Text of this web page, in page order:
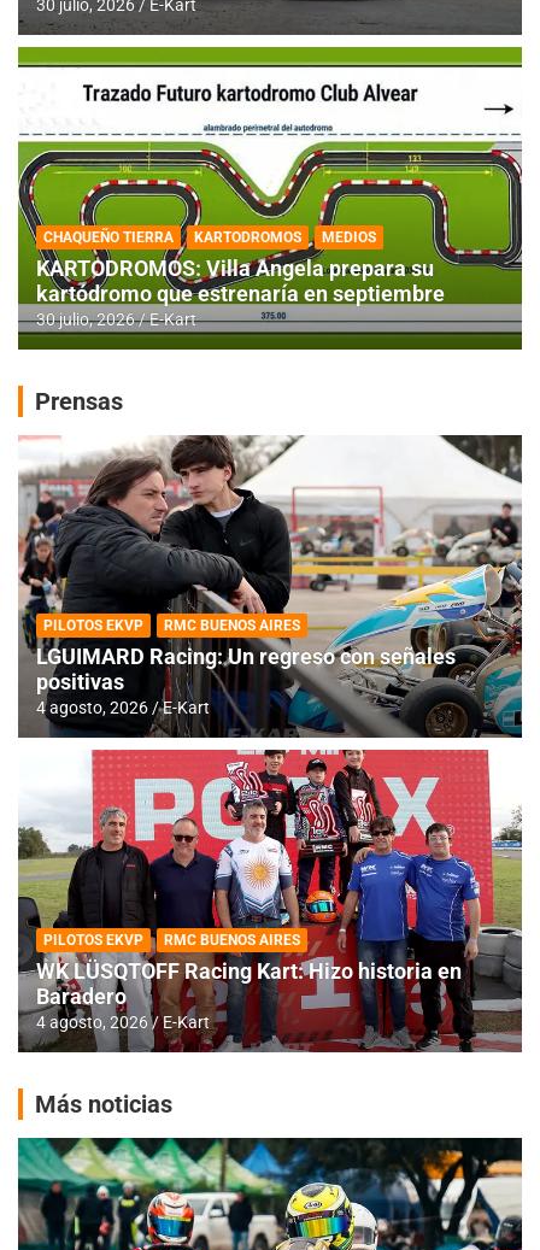
30 julio, 2026 E-Kart
CHAQUEÑO TIERRA KARTODROMOS MEDIOS
KARTODROMOS: Villa Angela prepara su
kartódromo que estrenaría en septiembre
30 julio, 2026 E-Kart
Prensas
PILOTOS EKVP RMC BUENOS AIRES
LGUIMARD Racing: Un regreso con señales
positivas
4 agosto, 2026 E-Kart
PILOTOS EKVP RMC BUENOS AIRES
WK LÜSQTOFF Racing Kart: Hizo historia en
Baradero
4 agosto, 2026 E-Kart
Más noticias